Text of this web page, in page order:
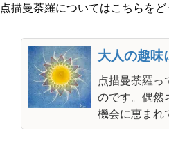
点描曼荼羅についてはこちらを
大人の趣
点描曼荼羅っ
のです。偶然
機会に恵まれ